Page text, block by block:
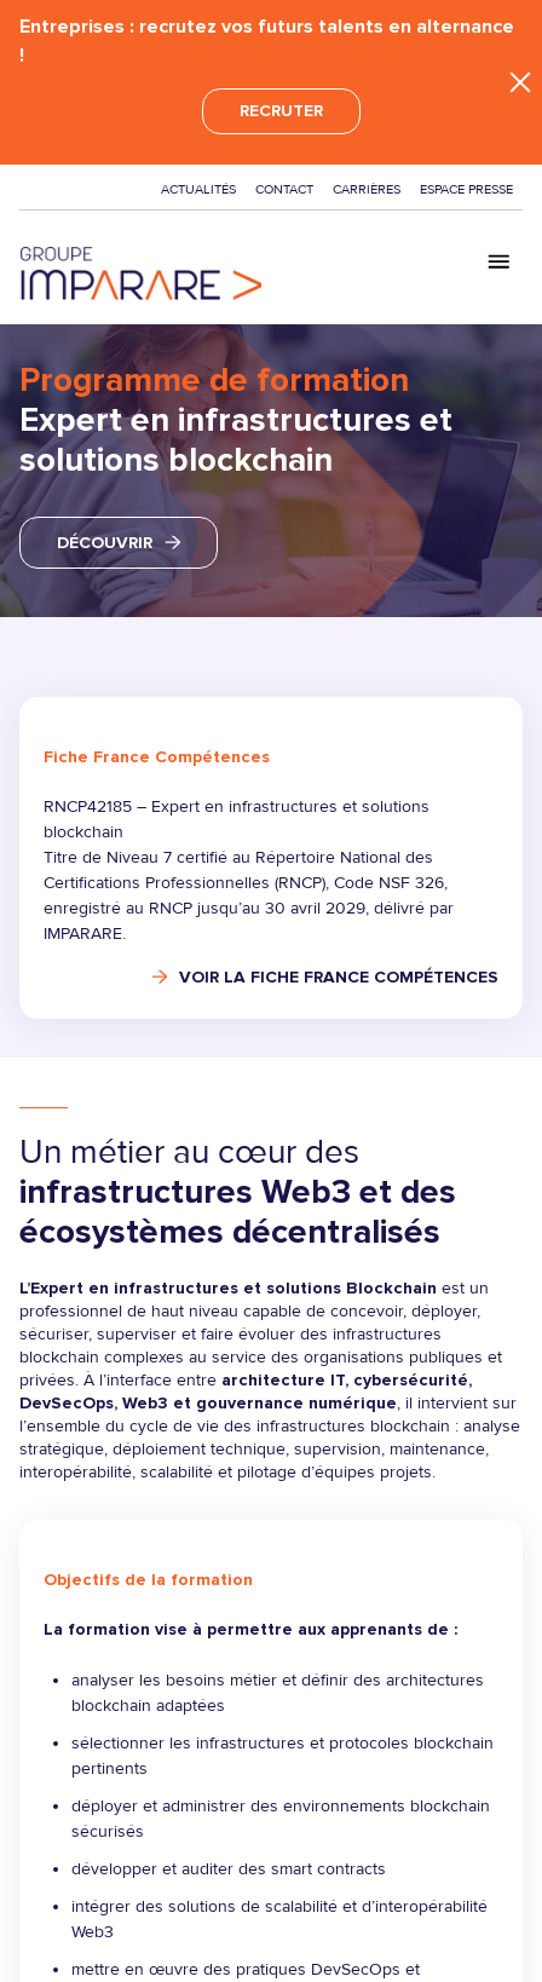
Entreprises : recrutez vos futurs talents en alternance
!
RECRUTER
ACTUALITÉS CONTACT CARRIÈRES ESPACE PRESSE
GROUPE
ÉCOLES
FORMATIONS
BAC+2 - BTS
BAC+3 - BACHELOR
BAC+5 - MASTÈRE
BAC+5 - PROGRAMME GRANDE ÉCOLE
FLE
TITRES PRO
CERTIFICATIONS
CAMPUS
Programme de formation
Expert en infrastructures et
solutions blockchain
DÉCOUVRIR
Fiche France Compétences
RNCP42185 – Expert en infrastructures et solutions
blockchain
Titre de Niveau 7 certifié au Répertoire National des
Certifications Professionnelles (RNCP), Code NSF 326,
enregistré au RNCP jusqu’au 30 avril 2029, délivré par
IMPARARE.
VOIR LA FICHE FRANCE COMPÉTENCES
Un métier au cœur des
infrastructures Web3 et des
écosystèmes décentralisés
L’Expert en infrastructures et solutions Blockchain est un
professionnel de haut niveau capable de concevoir, déployer,
sécuriser, superviser et faire évoluer des infrastructures
blockchain complexes au service des organisations publiques et
privées. À l’interface entre architecture IT, cybersécurité,
DevSecOps, Web3 et gouvernance numérique, il intervient sur
l’ensemble du cycle de vie des infrastructures blockchain : analyse
stratégique, déploiement technique, supervision, maintenance,
interopérabilité, scalabilité et pilotage d’équipes projets.
Objectifs de la formation
La formation vise à permettre aux apprenants de :
analyser les besoins métier et définir des architectures
blockchain adaptées
sélectionner les infrastructures et protocoles blockchain
pertinents
déployer et administrer des environnements blockchain
sécurisés
développer et auditer des smart contracts
intégrer des solutions de scalabilité et d’interopérabilité
Web3
mettre en œuvre des pratiques DevSecOps et